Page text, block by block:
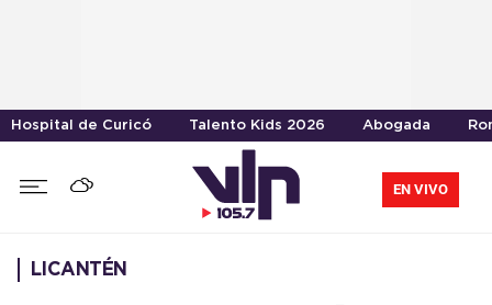
Hospital de Curicó Talento Kids 2026 Abogada
EN VIVO
LICANTÉN